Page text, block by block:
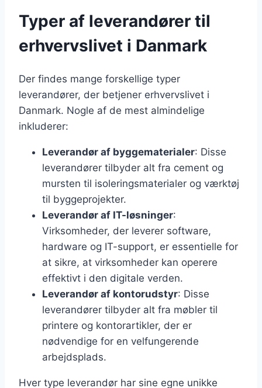
Typer af leverandører til
erhvervslivet i Danmark
Der findes mange forskellige typer
leverandører, der betjener erhvervslivet i
Danmark. Nogle af de mest almindelige
inkluderer:
Leverandør af byggematerialer: Disse
leverandører tilbyder alt fra cement og
mursten til isoleringsmaterialer og værktøj
til byggeprojekter.
Leverandør af IT-løsninger:
Virksomheder, der leverer software,
hardware og IT-support, er essentielle for
at sikre, at virksomheder kan operere
effektivt i den digitale verden.
Leverandør af kontorudstyr: Disse
leverandører tilbyder alt fra møbler til
printere og kontorartikler, der er
nødvendige for en velfungerende
arbejdsplads.
Hver type leverandør har sine egne unikke